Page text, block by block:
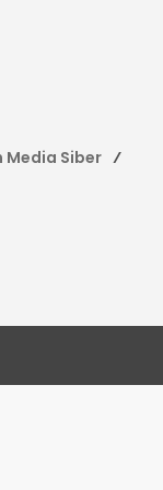
Media Siber